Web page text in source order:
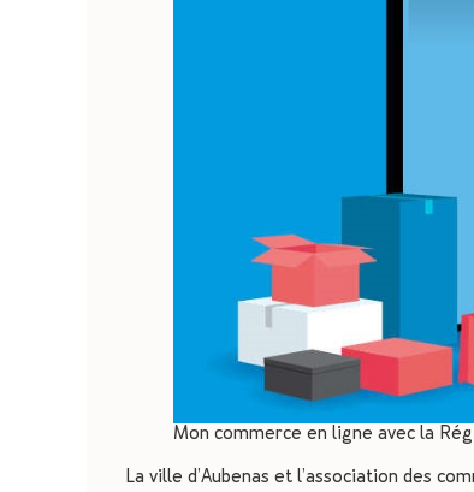
Mon commerce en ligne avec la
La ville d’Aubenas et l’association des